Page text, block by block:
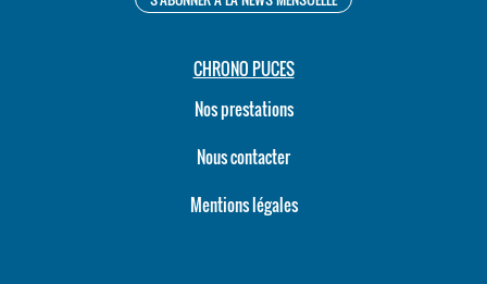
CHRONO PUCES
Nos prestations
Nous contacter
Mentions légales